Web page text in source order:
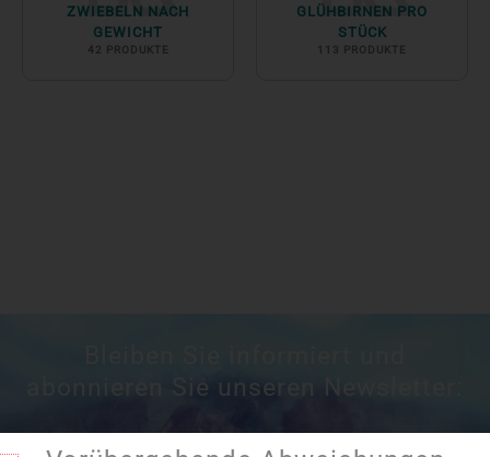
ZWIEBELN NACH
GEWICHT
42 PRODUKTE
GLÜHBIRNEN PRO
STÜCK
113 PRODUKTE
abonnieren Sie unseren Newsletter: